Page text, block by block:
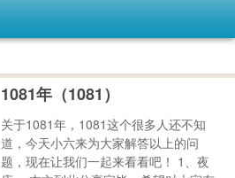
1081年（1081）
关于1081年，1081这个很多人还不知
道，今天小六来为大家解答以上的问
题，现在让我们一起来看看吧！ 1、夜